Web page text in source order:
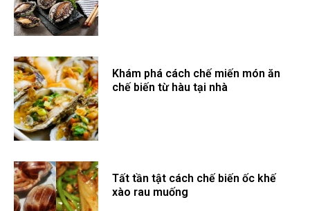
Khám phá cách chế miến món ăn
chế biến từ hàu tại nhà
Tất tần tật cách chế biến ốc khế
xào rau muống